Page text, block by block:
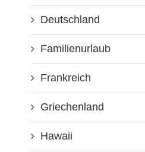
Deutschland
Familienurlaub
Frankreich
Griechenland
Hawaii